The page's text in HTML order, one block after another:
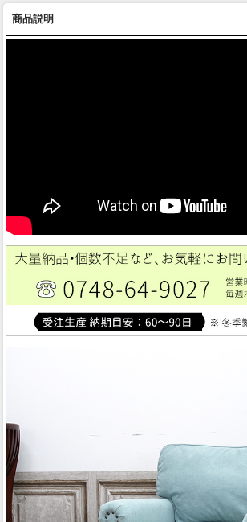
商品説明